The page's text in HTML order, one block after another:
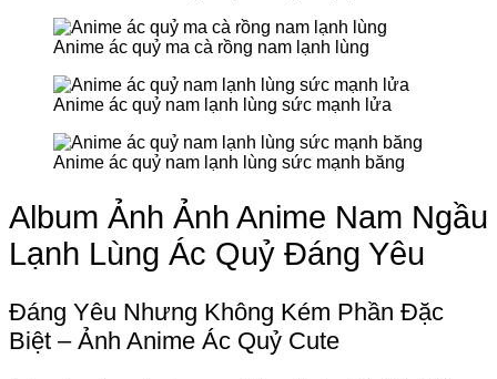
Anime ác quỷ ma cà rồng nam lạnh lùng
Anime ác quỷ nam lạnh lùng sức mạnh lửa
Anime ác quỷ nam lạnh lùng sức mạnh băng
Album Ảnh Ảnh Anime Nam Ngầu
Lạnh Lùng Ác Quỷ Đáng Yêu
Đáng Yêu Nhưng Không Kém Phần Đặc
Biệt – Ảnh Anime Ác Quỷ Cute